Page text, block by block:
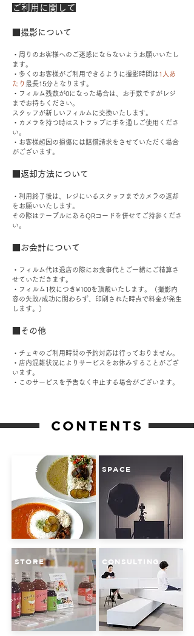
ご利用に関して
■撮影について
・周りのお客様へのご迷惑にならないようお願いいたし
ます。
・多くのお客様がご利用できるように撮影時間は1人あ
たり 最長15分となります。
・フィルム残数が0になった場合は、お手数ですがレジ
までお持ちください。
スタッフが新しいフィルムに交換いたします。
・カメラを持つ時はストラップに手を通しご使用くださ
い。
・お客様起因の損傷には賠償請求をさせていただく場合
がございます。
■返却方法について
・利用終了後は、レジにいるスタッフまでカメラの返却
をお願いいたします。
その際はテーブルにあるQRコードを併せてご持参くださ
い。
■お会計について
・フィルム代は退店の際にお食事代とご一緒にご精算さ
せていただきます。
・フィルム1枚につき¥100を頂戴いたします。（撮影内
容の失敗/成功に関わらず、印刷された時点で料金が発生
します。）
■その他
・チェキのご利用時間の予約対応は行っておりません。
・店内混雑状況によりサービスをお休みすることがござ
います。
・このサービスを予告なく中止する場合がございます。
CONTENTS
CAFE
STORE
SPACE
CONSULTING